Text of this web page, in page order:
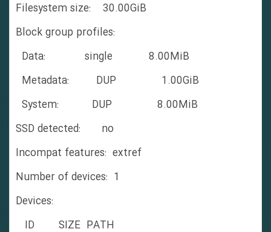
Filesystem size: 30.00GiB
Block group profiles:
Data: single 8.00MiB
Metadata: DUP 1.00GiB
System: DUP 8.00MiB
SSD detected: no
Incompat features: extref
Number of devices: 1
Devices:
ID SIZE PATH